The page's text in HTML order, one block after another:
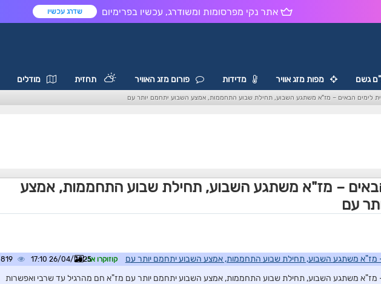
אתר נקי מפרסומות ומשודרג, עכשיו בפרימיום שדרג עכשיו
גשם מפות מזג אוויר מדידות פורום מזג האוויר תחזית מודלים
לימים הבאים – מז"א משתגע השבוע, תחילת שבוע התחממות, אמצע השבוע יתחמם יותר עם
– מז"א משתגע השבוע, תחילת שבוע התחממות, אמצע
עם
מז"א משתגע השבוע, תחילת שבוע התחממות, אמצע השבוע יתחמם יותר עם קוזוקרו אבי26/04/2025 17:10
819
מז"א משתגע השבוע, תחילת שבוע התחממות, אמצע השבוע יתחמם יותר עם מז"א חם מהרגיל עד שרבי ואפשרות